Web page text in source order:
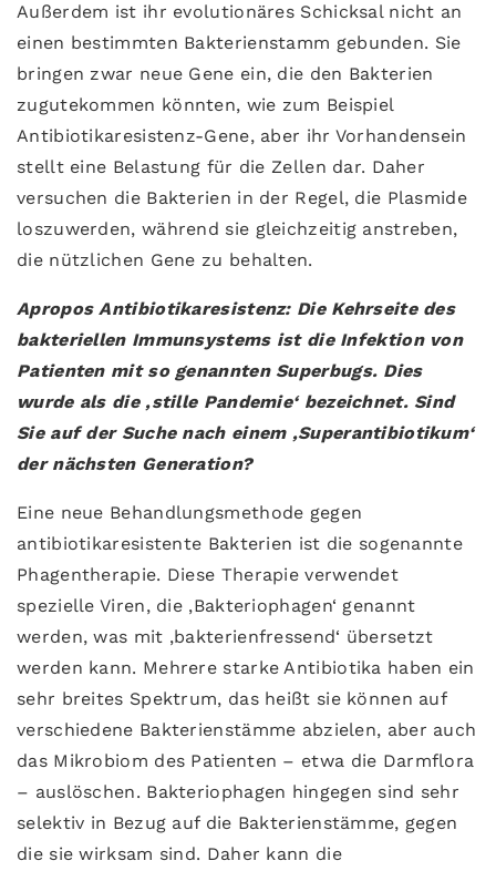
Außerdem ist ihr evolutionäres Schicksal nicht an
einen bestimmten Bakterienstamm gebunden. Sie
bringen zwar neue Gene ein, die den Bakterien
zugutekommen könnten, wie zum Beispiel
Antibiotikaresistenz-Gene, aber ihr Vorhandensein
stellt eine Belastung für die Zellen dar. Daher
versuchen die Bakterien in der Regel, die Plasmide
loszuwerden, während sie gleichzeitig anstreben,
die nützlichen Gene zu behalten.
Apropos Antibiotikaresistenz: Die Kehrseite des
bakteriellen Immunsystems ist die Infektion von
Patienten mit so genannten Superbugs. Dies
wurde als die ‚stille Pandemie‘ bezeichnet. Sind
Sie auf der Suche nach einem ‚Superantibiotikum‘
der nächsten Generation?
Eine neue Behandlungsmethode gegen
antibiotikaresistente Bakterien ist die sogenannte
Phagentherapie. Diese Therapie verwendet
spezielle Viren, die ‚Bakteriophagen‘ genannt
werden, was mit ‚bakterienfressend‘ übersetzt
werden kann. Mehrere starke Antibiotika haben ein
sehr breites Spektrum, das heißt sie können auf
verschiedene Bakterienstämme abzielen, aber auch
das Mikrobiom des Patienten – etwa die Darmflora
– auslöschen. Bakteriophagen hingegen sind sehr
selektiv in Bezug auf die Bakterienstämme, gegen
die sie wirksam sind. Daher kann die